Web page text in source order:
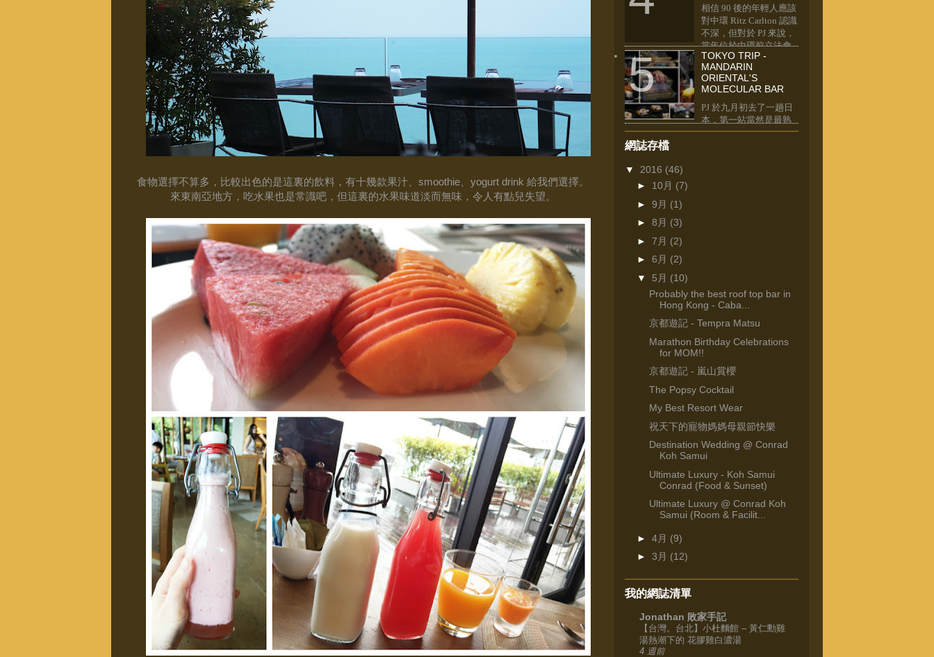
食物選擇不算多，比較出色的是這裏的飲料，有十幾款果汁、 smoothie、 yogurt drink 給我們選擇。
來東南亞地方，吃水果也是常識吧，但這裏的水果味道淡而無味，令人有點兒失望。
大部份朋友都會好奇問：「兩公婆一齊做
嘢，得唔得架？」... 我真的十分...
相信 90 後的年輕人應該
對中環 Ritz Carlton 認識
不深，但對於 PJ 來說，
當年位於中環前立法會
對面的 Ritz Carlton ，我們亦是記憶猶新。
自從 Ritz Carlton 於西九龍重開，旋即成了
朋友們結婚擺酒必然之選， 我倆也數不清究
竟去過幾多次飲宴...
TOKYO TRIP -
MANDARIN
ORIENTAL'S
MOLECULAR BAR
PJ 於九月初去了一趟日
本，第一站當然是最熟
路的東京。 上次為大家介紹了多間超正壽司
店，今次轉一轉主題， 為大家介紹一餐超捧
Tokyo Mandarin Oriental 酒店內，最多可容
納八位客人，...
網誌存檔
▼ 2016 (46)
► 10月 (7)
► 9月 (1)
► 8月 (3)
► 7月 (2)
► 6月 (2)
▼ 5月 (10)
Probably the best roof top bar in
Hong Kong - Caba...
京都遊記 - Tempra Matsu
Marathon Birthday Celebrations
for MOM!!
京都遊記 - 嵐山賞櫻
The Popsy Cocktail
My Best Resort Wear
祝天下的寵物媽媽母親節快樂
Destination Wedding @ Conrad
Koh Samui
Ultimate Luxury - Koh Samui
Conrad (Food & Sunset)
Ultimate Luxury @ Conrad Koh
Samui (Room & Facilit...
► 4月 (9)
► 3月 (12)
我的網誌清單
Jonathan 敗家手記
【台灣。台北】小杜麵館 – 黃仁勳雞
湯熱潮下的 花膠雞白濃湯
4 週前